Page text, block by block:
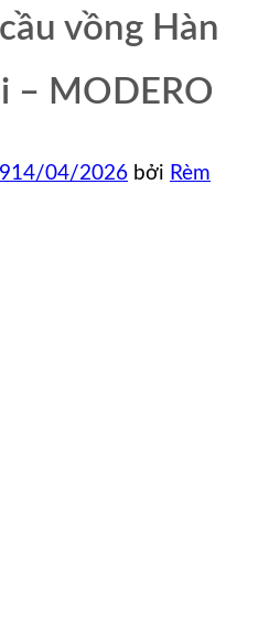
vồng Hàn
– MODERO
14/04/2026 bởi Rèm